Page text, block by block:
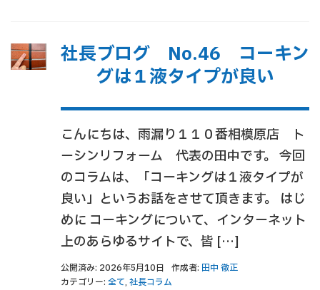
社長ブログ No.46 コーキン
グは１液タイプが良い
こんにちは、雨漏り１１０番相模原店 ト
ーシンリフォーム 代表の田中です。 今回
のコラムは、「コーキングは１液タイプが
良い」というお話をさせて頂きます。 はじ
めに コーキングについて、インターネット
上のあらゆるサイトで、皆 […]
公開済み: 2026年5月10日 作成者: 田中 徹正
カテゴリー: 全て, 社長コラム